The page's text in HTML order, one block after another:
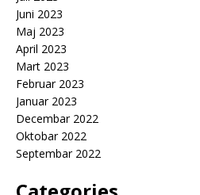
Juni 2023
Maj 2023
April 2023
Mart 2023
Februar 2023
Januar 2023
Decembar 2022
Oktobar 2022
Septembar 2022